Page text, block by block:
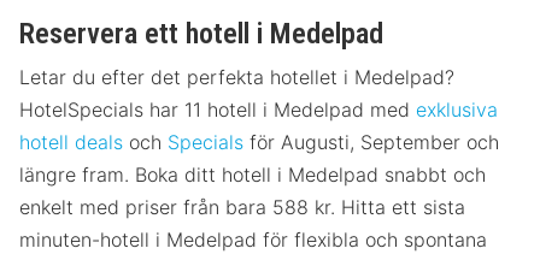
Reservera ett hotell i Medelpad
Letar du efter det perfekta hotellet i Medelpad?
HotelSpecials har 11 hotell i Medelpad med exklusiva
hotell deals och Specials för Augusti, September och
längre fram. Boka ditt hotell i Medelpad snabbt och
enkelt med priser från bara 588 kr. Hitta ett sista
minuten-hotell i Medelpad för flexibla och spontana